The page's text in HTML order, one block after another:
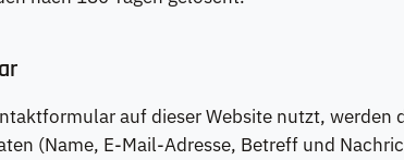
auf dieser Website nutzt, werden
(Name, E-Mail-Adresse, Betreff und